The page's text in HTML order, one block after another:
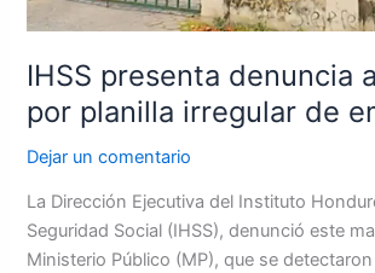
IHSS presenta denuncia
por planilla irregular de
Dejar un comentario
La Dirección Ejecutiva del Instituto
Seguridad Social (IHSS), denunció este
Ministerio Público (MP), que se